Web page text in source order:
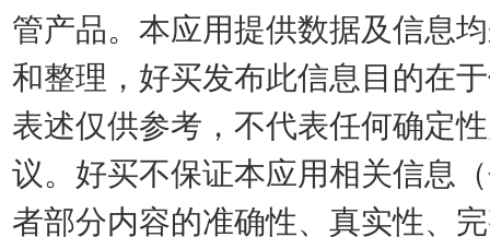
管产品。本应用提供数据及信息
和整理，好买发布此信息目的在
表述仅供参考，不代表任何确定
议。好买不保证本应用相关信息
者部分内容的准确性、真实性、